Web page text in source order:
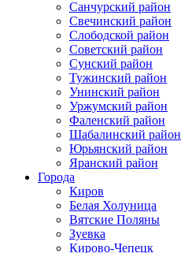
Санчурский район
Свечинский район
Слободской район
Советский район
Сунский район
Тужинский район
Унинский район
Уржумский район
Фаленский район
Шабалинский район
Юрьянский район
Яранский район
Города
Киров
Белая Холуница
Вятские Поляны
Зуевка
Кирово-Чепецк